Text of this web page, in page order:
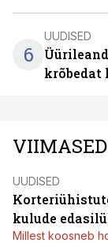
6
UUDISED
krõbedat
UUDISED
kulude
Millest koosneb